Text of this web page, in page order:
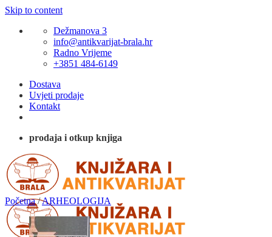
Skip to content
Dežmanova 3
info@antikvarijat-brala.hr
Radno Vrijeme
+3851 484-6149
Dostava
Uvjeti prodaje
Kontakt
prodaja i otkup knjiga
Početna /ARHEOLOGIJA